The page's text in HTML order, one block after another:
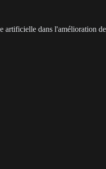
dans l'amélioration